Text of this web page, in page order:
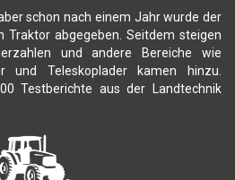
schon nach einem Jahr wurde der
Traktor abgegeben. Seitdem steigen
und andere Bereiche wie
und Teleskoplader kamen hinzu.
Testberichte aus der Landtechnik